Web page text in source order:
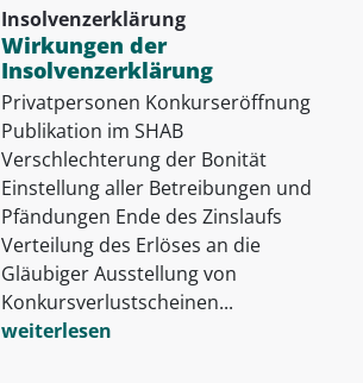
Insolvenzerklärung
Wirkungen der
Insolvenzerklärung
Privatpersonen Konkurseröffnung
Publikation im SHAB
Verschlechterung der Bonität
Einstellung aller Betreibungen und
Pfändungen Ende des Zinslaufs
Verteilung des Erlöses an die
Gläubiger Ausstellung von
Konkursverlustscheinen...
weiterlesen